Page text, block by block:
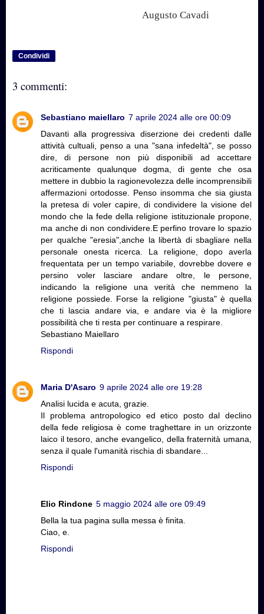
Augusto Cavadi
Condividi
3 commenti:
Sebastiano maiellaro 7 aprile 2024 alle ore 00:09
Davanti alla progressiva diserzione dei credenti dalle
attività cultuali, penso a una "sana infedeltà", se posso
dire, di persone non più disponibili ad accettare
acriticamente qualunque dogma, di gente che osa
mettere in dubbio la ragionevolezza delle incomprensibili
affermazioni ortodosse. Penso insomma che sia giusta
la pretesa di voler capire, di condividere la visione del
mondo che la fede della religione istituzionale propone,
ma anche di non condividere.E perfino trovare lo spazio
per qualche "eresia",anche la libertà di sbagliare nella
personale onesta ricerca. La religione, dopo averla
frequentata per un tempo variabile, dovrebbe dovere e
persino voler lasciare andare oltre, le persone,
indicando la religione una verità che nemmeno la
religione possiede. Forse la religione "giusta" è quella
che ti lascia andare via, e andare via è la migliore
possibilità che ti resta per continuare a respirare.
Sebastiano Maiellaro
Rispondi
Maria D'Asaro 9 aprile 2024 alle ore 19:28
Analisi lucida e acuta, grazie.
Il problema antropologico ed etico posto dal declino
della fede religiosa è come traghettare in un orizzonte
laico il tesoro, anche evangelico, della fraternità umana,
senza il quale l'umanità rischia di sbandare...
Rispondi
Elio Rindone 5 maggio 2024 alle ore 09:49
Bella la tua pagina sulla messa è finita.
Ciao, e.
Rispondi